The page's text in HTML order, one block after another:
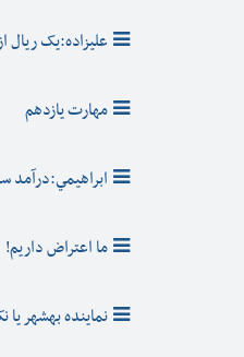
عليزاده:يک ريال
مهارت يازدهم
ابراهيمي:درآمد
ما اعتراض داريم!
نماينده بهشهر يا